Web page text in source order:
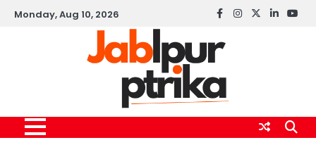
SkipMonday, Aug 10, 2026 Facebook
instagram
twitterlinkedin